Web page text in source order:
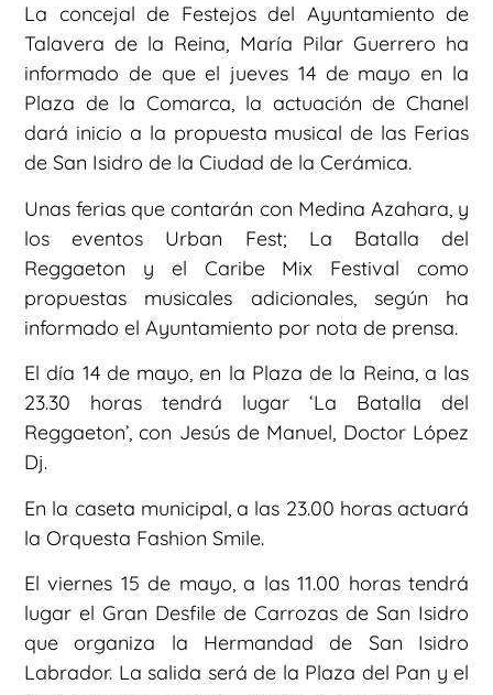
La concejal de Festejos del Ayuntamiento de
Talavera de la Reina, María Pilar Guerrero ha
informado de que el jueves 14 de mayo en la
Plaza de la Comarca, la actuación de Chanel
dará inicio a la propuesta musical de las Ferias
de San Isidro de la Ciudad de la Cerámica.
Unas ferias que contarán con Medina Azahara, y
los eventos Urban Fest; La Batalla del
Reggaeton y el Caribe Mix Festival como
propuestas musicales adicionales, según ha
informado el Ayuntamiento por nota de prensa.
El día 14 de mayo, en la Plaza de la Reina, a las
23.30 horas tendrá lugar ‘La Batalla del
Reggaeton’, con Jesús de Manuel, Doctor López
Dj.
En la caseta municipal, a las 23.00 horas actuará
la Orquesta Fashion Smile.
El viernes 15 de mayo, a las 11.00 horas tendrá
lugar el Gran Desfile de Carrozas de San Isidro
que organiza la Hermandad de San Isidro
Labrador. La salida será de la Plaza del Pan y el